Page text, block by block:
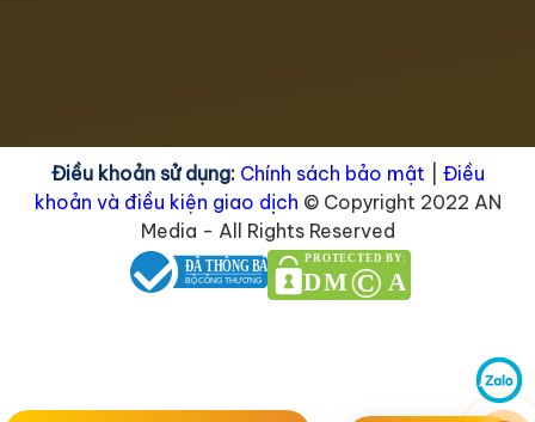
Điều khoản sử dụng: Chính sách bảo mật
Điều
khoản và điều kiện giao dịch © Copyright 2022 AN
Media - All Rights Reserved
ĐÃ THÔNG BÁO
BỘ CÔNG THƯƠNG
PROTECTED BY:
DM© A